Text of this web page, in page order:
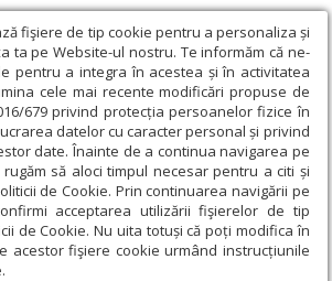
fişiere de tip cookie pentru a personaliza și
ta pe Website-ul nostru. Te informăm că ne-
pentru a integra în acestea și în activitatea
cele mai recente modificări propuse de
679 privind protecția persoanelor fizice în
datelor cu caracter personal și privind
date. Înainte de a continua navigarea pe
să aloci timpul necesar pentru a citi și
de Cookie. Prin continuarea navigării pe
acceptarea utilizării fişierelor de tip
de Cookie. Nu uita totuși că poți modifica în
acestor fişiere cookie urmând instrucțiunile
religioasă › Știri › Sesiune de
la Arad
„Alege şcoala!“ la Arad